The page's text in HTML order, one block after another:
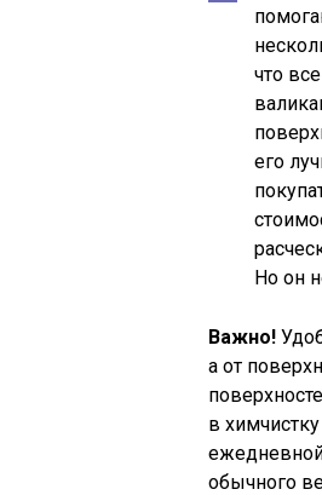
что
его
Но он
Важно!
а от
в
обычного